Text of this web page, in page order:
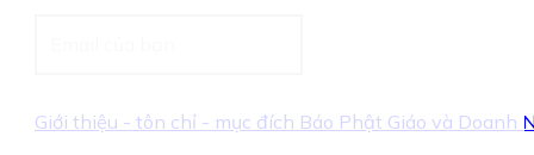
Giới thiệu - tôn chỉ - mục đích Báo Phật Giáo và Doanh